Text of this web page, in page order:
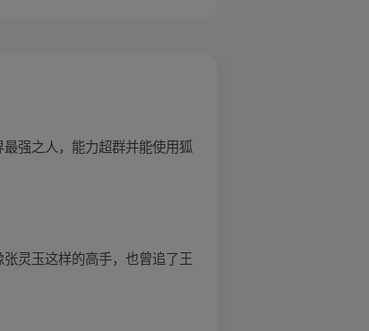
强之人，能力超群并能使用狐
灵玉这样的高手，也曾追了王